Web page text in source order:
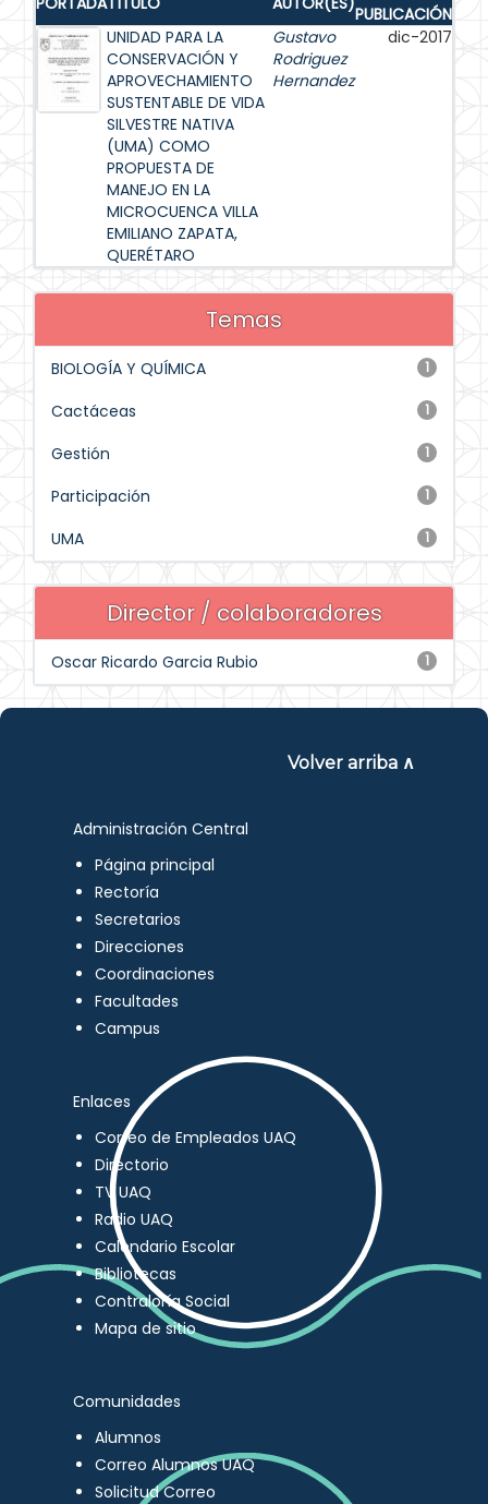
PUBLICACIÓN
UNIDAD PARA LA
CONSERVACIÓN Y
APROVECHAMIENTO
SUSTENTABLE DE VIDA
SILVESTRE NATIVA
(UMA) COMO
PROPUESTA DE
MANEJO EN LA
MICROCUENCA VILLA
EMILIANO ZAPATA,
QUERÉTARO
Gustavo
Rodriguez
Hernandez
dic-2017
Temas
1
BIOLOGÍA Y QUÍMICA
1
Cactáceas
1
Gestión
1
Participación
1
UMA
Director / colaboradores
1
Oscar Ricardo Garcia Rubio
Volver arriba ∧
Administración Central
Página principal
Rectoría
Secretarios
Direcciones
Coordinaciones
Facultades
Campus
Enlaces
Correo de Empleados UAQ
Directorio
TV UAQ
Radio UAQ
Calendario Escolar
Bibliotecas
Contraloría Social
Mapa de sitio
Comunidades
Alumnos
Correo Alumnos UAQ
Solicitud Correo